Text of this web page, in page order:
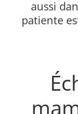
aussi
patiente